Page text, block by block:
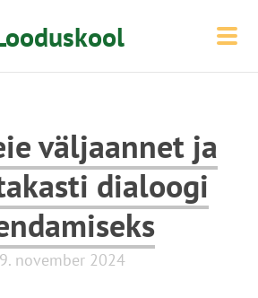
väljaannet ja
dialoogi
november 2024